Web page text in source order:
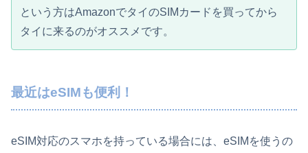
という方はAmazonでタイのSIMカードを買ってから
タイに来るのがオススメです。
最近はeSIMも便利！
eSIM対応のスマホを持っている場合には、eSIMを使うの